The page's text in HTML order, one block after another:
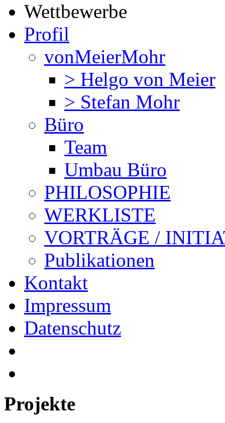
Wettbewerbe
Profil
vonMeierMohr
> Helgo von Meier
> Stefan Mohr
Büro
Team
Umbau Büro
PHILOSOPHIE
WERKLISTE
VORTRÄGE /
Publikationen
Kontakt
Impressum
Datenschutz
Projekte